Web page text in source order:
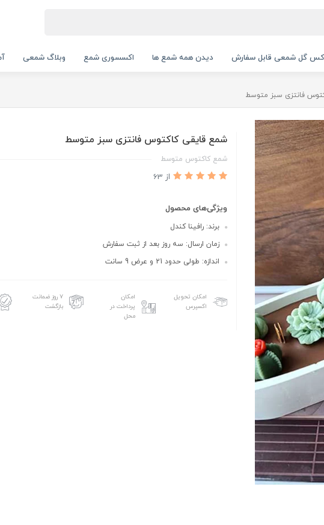
گل شمعی قابل سفارش دیدن همه شمع ها اکسسوری شمع وبلاگ شمعی
فانتزی سبز متوسط
شمع قایقی کاکتوس فانتزی سبز متوسط
شمع کاکتوس متوسط
از 63
ویژگی‌های محصول
برند: رافینا کندل
زمان ارسال: سه روز بعد از ثبت سفارش
اندازه: طولی حدود 21 و عرض 9 سانت
امکان تحویل
اکسپرس
امکان
پرداخت در
محل
۷ روز ضمانت
بازگشت